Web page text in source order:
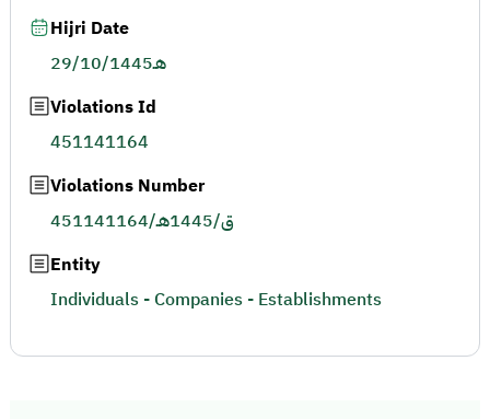
Hijri Date
29/10/1445هـ
Violations Id
451141164
Violations Number
451141164/ق/1445هـ
Entity
Individuals - Companies - Establishments